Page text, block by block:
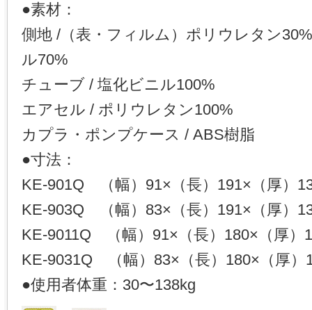
●素材：
側地 /（表・フィルム）ポリウレタン
ル70%
チューブ / 塩化ビニル100%
エアセル / ポリウレタン100%
カプラ・ポンプケース / ABS樹脂
●寸法：
KE-901Q （幅）91×（長）191×（厚）
KE-903Q （幅）83×（長）191×（厚）
KE-9011Q （幅）91×（長）180×（厚）
KE-9031Q （幅）83×（長）180×（厚）
●使用者体重：30〜138kg